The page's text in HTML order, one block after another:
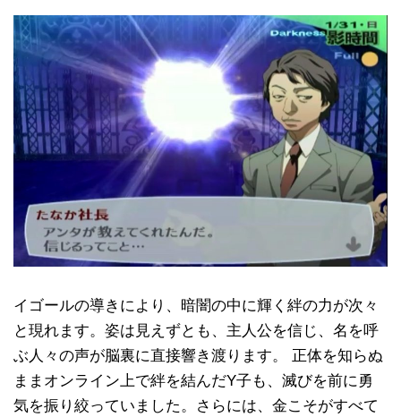
イゴールの導きにより、暗闇の中に輝く絆の力が次々
と現れます。姿は見えずとも、主人公を信じ、名を呼
ぶ人々の声が脳裏に直接響き渡ります。 正体を知らぬ
ままオンライン上で絆を結んだY子も、滅びを前に勇
気を振り絞っていました。さらには、金こそがすべて